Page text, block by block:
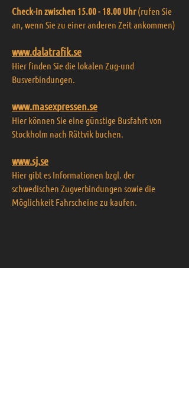
Check-in zwischen 15.00 - 18.00 Uhr(rufen Sie
an, wenn Sie zu einer anderen Zeit ankommen)
www.dalatrafik.se
Hier finden Sie die lokalen Zug-und
Busverbindungen.
www.masexpressen.se
Hier können Sie eine günstige Busfahrt von
Stockholm nach Rättvik buchen.
www.sj.se
Hier gibt es Informationen bzgl. der
schwedischen Zugverbindungen sowie die
Möglichkeit Fahrscheine zu kaufen.